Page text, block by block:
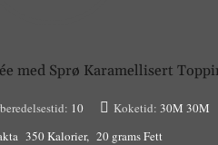
med Sprø Karamellisert
10 Koketid: 30M 30M
350 Kalorier
20 grams Fett